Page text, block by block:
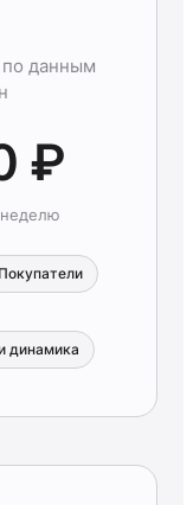
по данным
₽
Покупатели
динамика